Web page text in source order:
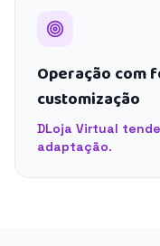
Operação com
customização
DLoja Virtual
adaptação.